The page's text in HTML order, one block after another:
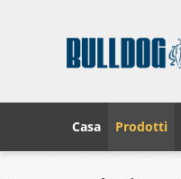
Casa Prodotti